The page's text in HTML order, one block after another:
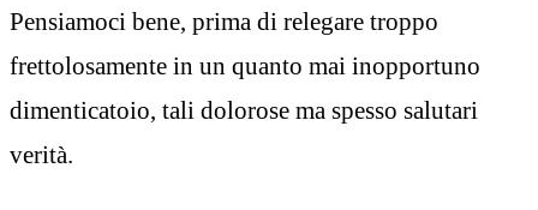
Pensiamoci bene, prima di relegare troppo
frettolosamente in un quanto mai inopportuno
dimenticatoio, tali dolorose ma spesso salutari
verità.